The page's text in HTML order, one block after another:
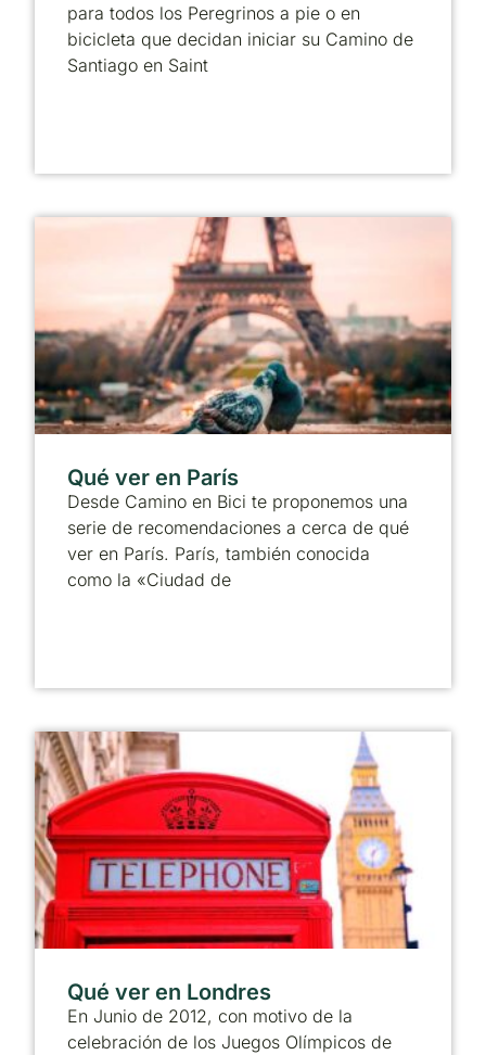
para todos los Peregrinos a pie o en
bicicleta que decidan iniciar su Camino de
Santiago en Saint
Qué ver en París
Desde Camino en Bici te proponemos una
serie de recomendaciones a cerca de qué
ver en París. París, también conocida
como la «Ciudad de
Qué ver en Londres
En Junio de 2012, con motivo de la
celebración de los Juegos Olímpicos de